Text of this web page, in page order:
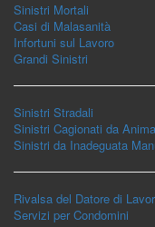
Sinistri Mortali
Casi di Malasanità
Infortuni sul Lavoro
Grandi Sinistri
Sinistri Stradali
Sinistri Cagionati da
Sinistri da Inadeguata
Rivalsa del Datore di
Servizi per Condomini